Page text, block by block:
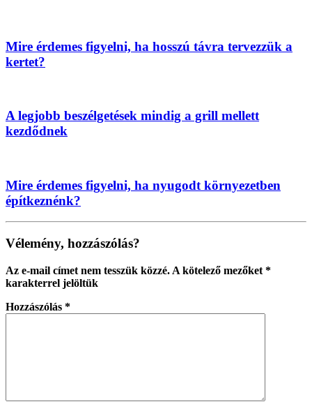
Mire érdemes figyelni, ha hosszú távra tervezzük a
kertet?
A legjobb beszélgetések mindig a grill mellett
kezdődnek
Mire érdemes figyelni, ha nyugodt környezetben
építkeznénk?
Vélemény, hozzászólás?
Az e-mail címet nem tesszük közzé. A kötelező mezőket *
karakterrel jelöltük
Hozzászólás *